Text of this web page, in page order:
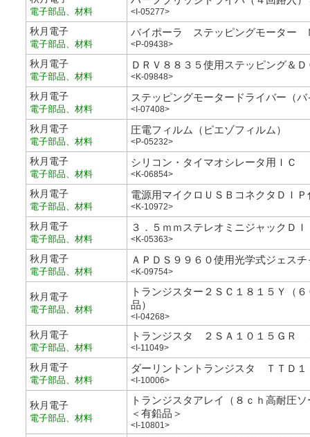
電子部品、材料 <I-05277>
秋月電子
電子部品、材料
バイポーラ ステッピングモーター
<P-09438>
秋月電子
電子部品、材料
ＤＲＶ８８３５使用ステッピング＆
<K-09848>
秋月電子
電子部品、材料
ステッピングモータードライバー（
<I-07408>
秋月電子
電子部品、材料
圧電フィルム（ピエゾフィルム）
<P-05232>
秋月電子
電子部品、材料
シリコン・タイマオシレータ用Ｉ
<K-06854>
秋月電子
電子部品、材料
電源用マイクロＵＳＢコネクタＤＩＰ
<K-10972>
秋月電子
電子部品、材料
３．５ｍｍステレオミニジャックＤ
<K-05363>
秋月電子
電子部品、材料
ＡＰＤＳ９９６０使用光学式ジェス
<K-09754>
秋月電子
電子部品、材料
トランジスター２ＳＣ１８１５Ｙ（
品）
<I-04268>
秋月電子
電子部品、材料
トランジスタ ２ＳＡ１０１５ＧＲ
<I-11049>
秋月電子
電子部品、材料
ダーリントントランジスタ ＴＴＤ１
<I-10006>
秋月電子
電子部品、材料
トランジスタアレイ（８ｃｈ高耐
＜有鉛品＞
<I-10801>